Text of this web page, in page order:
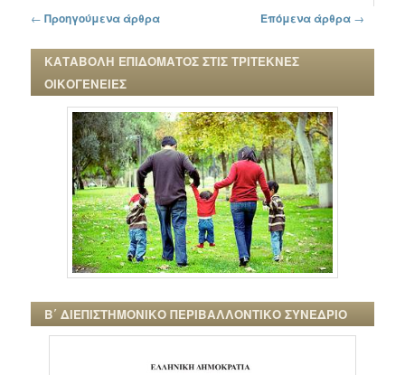
Πλοήγηση στα άρθρα
← Προηγούμενα άρθρα Επόμενα άρθρα →
ΚΑΤΑΒΟΛΗ ΕΠΙΔΟΜΑΤΟΣ ΣΤΙΣ ΤΡΙΤΕΚΝΕΣ
ΟΙΚΟΓΕΝΕΙΕΣ
Β΄ ΔΙΕΠΙΣΤΗΜΟΝΙΚΟ ΠΕΡΙΒΑΛΛΟΝΤΙΚΟ ΣΥΝΕΔΡΙΟ